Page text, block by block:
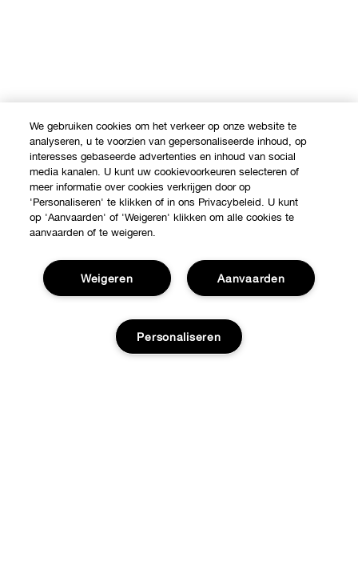
Clinique Philosophy
We gebruiken cookies om het verkeer op onze website te
analyseren, u te voorzien van gepersonaliseerde inhoud, op
interesses gebaseerde advertenties en inhoud van social
media kanalen. U kunt uw cookievoorkeuren selecteren of
meer informatie over cookies verkrijgen door op
'Personaliseren' te klikken of in ons Privacybeleid. U kunt
op 'Aanvaarden' of 'Weigeren' klikken om alle cookies te
aanvaarden of te weigeren.
Aanvaarden
Weigeren
Personaliseren